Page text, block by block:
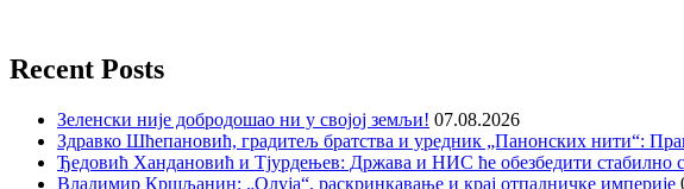
Recent Posts
Зеленски није добродошао ни у својој земљи! 07.08.2026
Здравко Шћепановић, градитељ братства и уредник „Панонских нити“:
Ђедовић Хандановић и Тјурдењев: Држава и НИС ће обезбедити стабилно
Владимир Кршљанин: „Олуја“, раскринкавање и крај отпадничке империје